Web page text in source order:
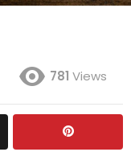
781 Views